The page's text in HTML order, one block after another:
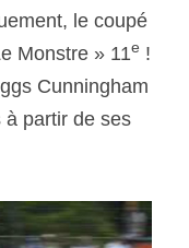
le coupé
Monstre » 11e !
Cunningham
à partir de ses